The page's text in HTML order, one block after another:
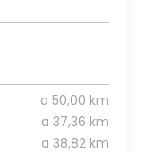
a 50,00 km
a 37,36 km
a 38,82 km